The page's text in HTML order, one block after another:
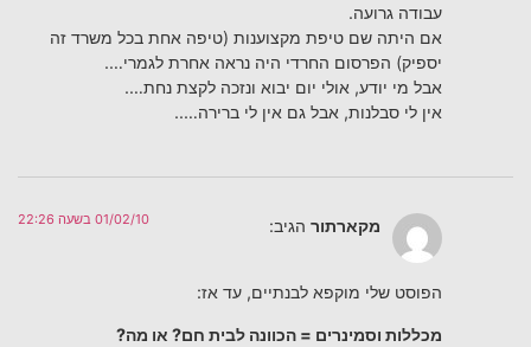
עבודה גרועה.
אם היתה שם טיפת מקצוענות (טיפה אחת בכל משרד זה
יספיק) הפרסום החרדי היה נראה אחרת לגמרי….
אבל מי יודע, אולי יום יבוא ונזכה לקצת נחת….
אין לי סבלנות, אבל גם אין לי ברירה…..
מקארתור הגיב: 01/02/10 בשעה 22:26
הפוסט שלי מוקפא לבנתיים, עד אז:
מכללות וסמינרים = הכוונה לבית חם? או מה?